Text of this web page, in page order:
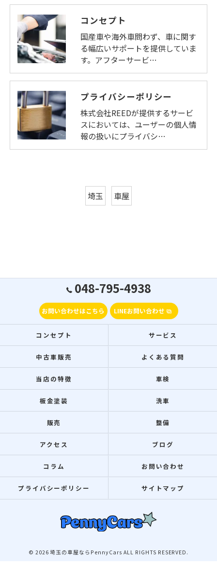
コンセプト
国産車や海外車問わず、車に関す
る幅広いサポートを提供していま
す。アフターサービ…
プライバシーポリシー
株式会社REEDが提供するサービ
スにおいては、ユーザーの個人情
報の扱いにプライバシ…
埼玉 車屋
048-795-4938
お問い合わせはこちら LINEお問い合わせ
コンセプト サービス
中古車販売 よくある質問
当店の特徴 車検
板金塗装 洗車
販売 整備
アクセス ブログ
コラム お問い合わせ
プライバシーポリシー サイトマップ
© 2026 埼玉の車屋ならPennyCars ALL RIGHTS RESERVED.